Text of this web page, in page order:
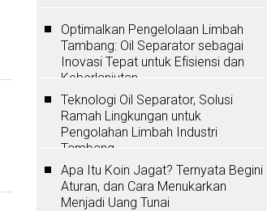
Optimalkan Pengelolaan Limbah
Tambang: Oil Separator sebagai
Inovasi Tepat untuk Efisiensi dan
Keberlanjutan
Teknologi Oil Separator, Solusi
Ramah Lingkungan untuk
Pengolahan Limbah Industri
Tambang
Apa Itu Koin Jagat? Ternyata Begini
Aturan, dan Cara Menukarkan
Menjadi Uang Tunai